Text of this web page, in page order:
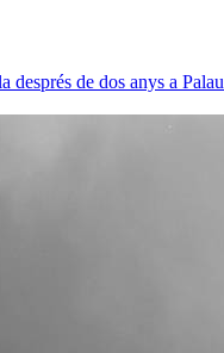
de dos anys a Palau